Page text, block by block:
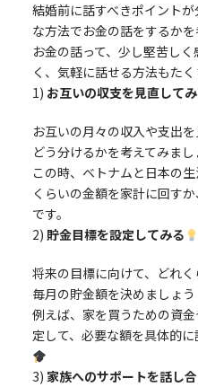
結婚前に話すべきポイント
な方法でお金の話をするか
お金の話って、少し堅苦し
く、気軽に話せる方法もた
1) お互いの収支を見直して
お互いの月々の収入や支出
どう分けるかを考えてみまし
この時、ベトナムと日本の
くらいの金額を家計に回す
です。
2) 貯金目標を設定してみる
将来の目標に向けて、どれく
毎月の貯金額を決めましょう
例えば、家を買うための資
定して、必要な額を具体的
3) 家族へのサポートを話し